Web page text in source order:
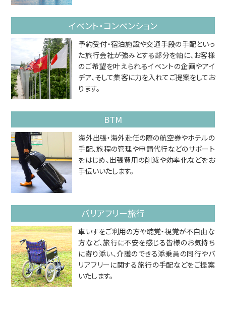
イベント・コンベンション
予約受付・宿泊施設や交通手段の手配といっ
た旅行会社が強みとする部分を軸に、お客様
のご希望を叶えられるイベントの企画やアイ
デア、そして集客に力を入れてご提案をしてお
ります。
BTM
海外出張・海外赴任の際の航空券やホテルの
手配、旅程の管理や申請代行などのサポート
をはじめ、出張費用の削減や効率化などをお
手伝いいたします。
バリアフリー旅行
車いすをご利用の方や聴覚・視覚が不自由な
方など、旅行に不安を感じる皆様のお気持ち
に寄り添い、介護のできる添乗員の同行やバ
リアフリーに関する旅行の手配などをご提案
いたします。